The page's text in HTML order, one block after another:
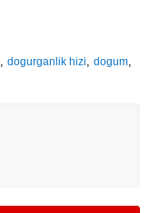
,dogurganlik hizi,dogum,